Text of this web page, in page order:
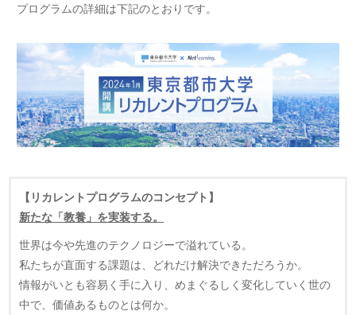
プログラムの詳細は下記のとおりです。
【リカレントプログラムのコンセプト】
新たな「教養」を実装する。
世界は今や先進のテクノロジーで溢れている。
私たちが直面する課題は、どれだけ解決できただろうか。
情報がいとも容易く手に入り、めまぐるしく変化していく世の
中で、価値あるものとは何か。